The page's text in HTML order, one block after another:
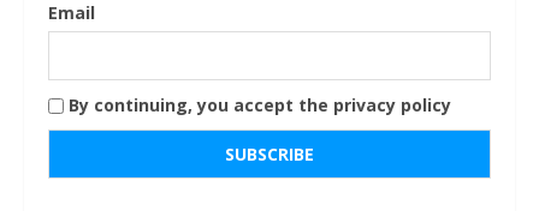
Email
By continuing, you accept the privacy policy